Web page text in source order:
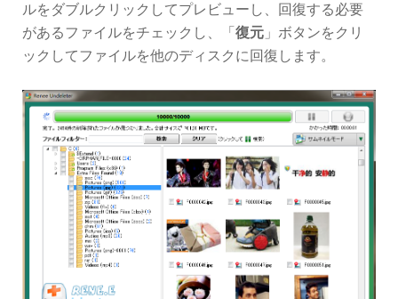
ルをダブルクリックしてプレビューし、回復する必要
があるファイルをチェックし、「 復元 」ボタンをクリ
ックしてファイルを他のディスクに回復します。